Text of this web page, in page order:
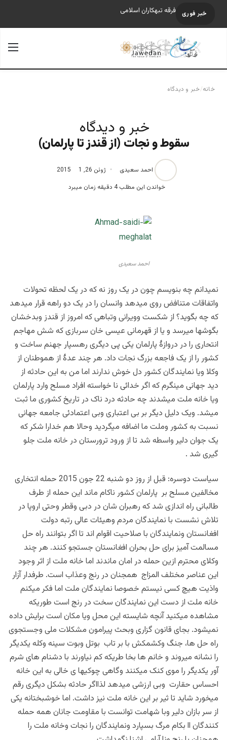
خبر فوری فرقه تبهکاران اسلامی
جستجو برای
خانه/خبر و دیدگاه
خبر و دیدگاه
سقوط و نجات (از قندز تا پارلمان)
احمد سعیدی ژوئن 26, 2015
1
خواندن این مطلب 4 دقیقه زمان میبرد
احمد سعیدی
نمیدانم چه بنویسم چون در یک روز نه که در یک لحظه تحولات
واتفاقات متنافض روی میدهد وانسان را در یک دو راهه قرار میدهد
که چه بگوید؟ از شکست وویرانی وتباهی که امروز از قندز وبدخشان
بگوشها میرسد و یا از قهرمانی عیسی خان سربازی که شش مهاجم
انتحاری را در دروازۀ پارلمان یکی پی دیگری رهسپار جهنم ساخت و
کشور را از یک فاجعه بزرگ نجات داد. هر چند عدۀ از هموطنان از
وکلا ویا نمایندگان کشور دل خوش ندارند اما من به این حادثه از
دید جهانی مینگرم که اگر خدائی نا خواسته افراد مسلح وارد پارلمان
ویا خانه ملت میشدند چه حادثه درد ناک در تاریخ کشوری ما ثبت
میشد. ویک دلیل دیگر بر بی اعتباری وبی اعتمادئی جامعه جهانی
نسبت به کشور وملت ما اضافه میگردید وحالا هم خدارا شکر که
یک جوان دلیر واسطه شد تا از ورود ترورستان در خانه ملت جلو
گیری شد .
سیاست دوسره: قبل از روز دو شنبه 22 جون 2015 حمله انتخاری
مخالفین مسلح بر پارلمان کشور ناکام ماند این حمله از طرف
طالبانی راه اندازی شد که رهبران شان در دبی وقطر وحتی اروپا در
تلاش نشست با نمایندگان مردم وهیئات عالی رتبه دولت
افغانستان ونمایندگان با صلاحیت اقوام اند تا اگر بتوانند راه حل
مسالمت آمیز برای حل بحران افغانستان جستجو کنند. هر چند
وکلای محترم ازین حمله در امان ماندند اما خانه ملت از اثر وجود
این عناصر مختلف المزاج همجنان در رنج وعذاب است. طرفدار آزار
واذیت هیچ کسی نیستم خصوصا نمایندگان ملت اما فکر میکنم
خانه ملت از دست این نمایندگان سخت در رنج است طوریکه
مشاهده میکنید آنچه شایسته این محل ویا مکان است برایش داده
نمیشود. بجای قانون گزاری وبحث پیرامون مشکلات ملی وجستجوی
راه حل ها، جنگ وکشمکش با بر تاب بوتل وبوت سینه وکله یکدیگر
را نشانه میروند و خانم ها بخا طریکه کم نیاورند با دشنام های شرم
آور یکدیگر را موی کنک میکنند وگاهی چوکیها ی خالی به این خانه
احساس حقارت وبی ارزشی میدهد لذااگر حادثه بشکل دیگری رقم
میخورد شاید تا ثیر بر این خانه ملت نیز داشت. اما خوشبختانه یکی
از سر بازان دلیر وبا شهامت توانست با مقاومت جانان همه حمله
کنندگان اا بکام مرگ بسپارد ونمایندگان را نجات وخانه ملت را